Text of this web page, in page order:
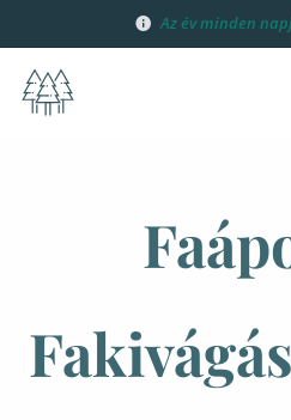
Az év minden